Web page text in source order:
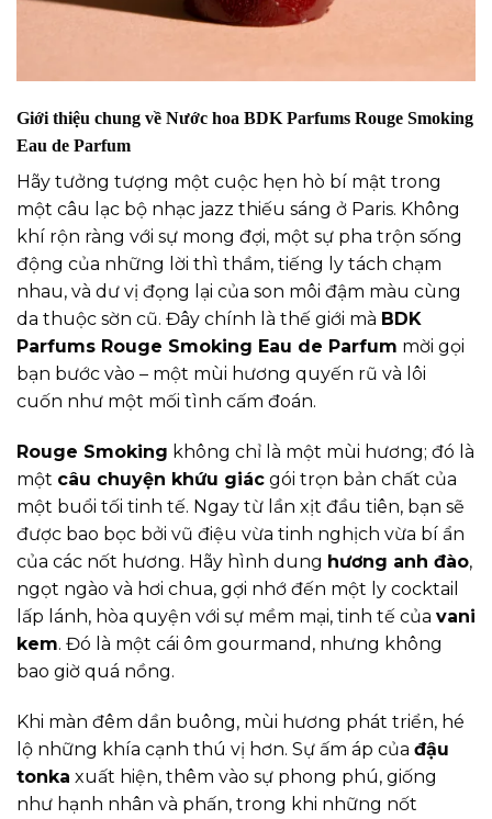
Giới thiệu chung về Nước hoa BDK Parfums Rouge Smoking
Eau de Parfum
Hãy tưởng tượng một cuộc hẹn hò bí mật trong
một câu lạc bộ nhạc jazz thiếu sáng ở Paris. Không
khí rộn ràng với sự mong đợi, một sự pha trộn sống
động của những lời thì thầm, tiếng ly tách chạm
nhau, và dư vị đọng lại của son môi đậm màu cùng
da thuộc sờn cũ. Đây chính là thế giới mà BDK
Parfums Rouge Smoking Eau de Parfum mời gọi
bạn bước vào – một mùi hương quyến rũ và lôi
cuốn như một mối tình cấm đoán.
Rouge Smoking không chỉ là một mùi hương; đó là
một câu chuyện khứu giác gói trọn bản chất của
một buổi tối tinh tế. Ngay từ lần xịt đầu tiên, bạn sẽ
được bao bọc bởi vũ điệu vừa tinh nghịch vừa bí ẩn
của các nốt hương. Hãy hình dung hương anh đào,
ngọt ngào và hơi chua, gợi nhớ đến một ly cocktail
lấp lánh, hòa quyện với sự mềm mại, tinh tế của vani
kem. Đó là một cái ôm gourmand, nhưng không
bao giờ quá nồng.
Khi màn đêm dần buông, mùi hương phát triển, hé
lộ những khía cạnh thú vị hơn. Sự ấm áp của đậu
tonka xuất hiện, thêm vào sự phong phú, giống
như hạnh nhân và phấn, trong khi những nốt